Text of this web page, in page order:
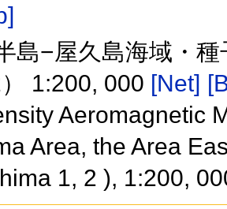
島−屋久島海域・
1:200, 000 [Net]
Aeromagnetic
Area, the Area
1, 2 ), 1:200,